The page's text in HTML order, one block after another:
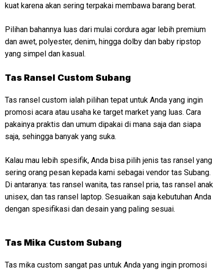
kuat karena akan sering terpakai membawa barang berat.
Pilihan bahannya luas dari mulai cordura agar lebih premium
dan awet, polyester, denim, hingga dolby dan baby ripstop
yang simpel dan kasual.
Tas Ransel Custom Subang
Tas ransel custom ialah pilihan tepat untuk Anda yang ingin
promosi acara atau usaha ke target market yang luas. Cara
pakainya praktis dan umum dipakai di mana saja dan siapa
saja, sehingga banyak yang suka.
Kalau mau lebih spesifik, Anda bisa pilih jenis tas ransel yang
sering orang pesan kepada kami sebagai vendor tas Subang.
Di antaranya: tas ransel wanita, tas ransel pria, tas ransel anak
unisex, dan tas ransel laptop. Sesuaikan saja kebutuhan Anda
dengan spesifikasi dan desain yang paling sesuai.
Tas Mika Custom Subang
Tas mika custom sangat pas untuk Anda yang ingin promosi